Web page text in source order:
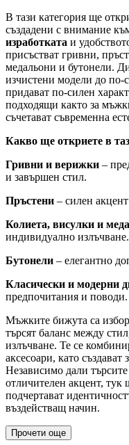
В тази категория ще
създадени с внимание
изработката и
присъстват гривни,
медальони и бутонели.
изчистени модели до
придават по-силен
подходящи както за
съчетават съвременна
Какво ще откриете в
Гривни и верижки –
и завършен стил.
Пръстени – силен
Колиета, висулки и
индивидуално излъчване.
Бутонели – елегантно
Класически и модерни
предпочитания и поводи.
Мъжките бижута са
търсят баланс между
излъчване. Те се
аксесоари, като
Независимо дали
отличителен акцент, тук
подчертават
въздействащ начин.
Прочети още